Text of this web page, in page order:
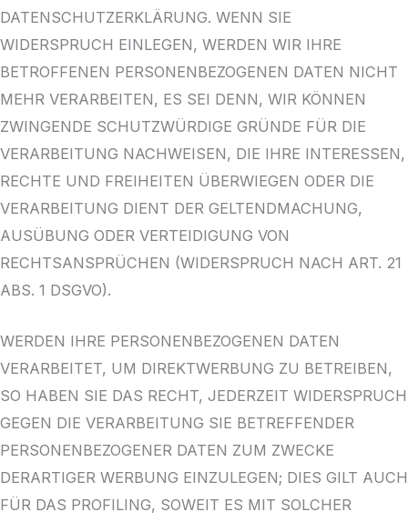
DATENSCHUTZERKLÄRUNG. WENN SIE
WIDERSPRUCH EINLEGEN, WERDEN WIR IHRE
BETROFFENEN PERSONENBEZOGENEN DATEN NICHT
MEHR VERARBEITEN, ES SEI DENN, WIR KÖNNEN
ZWINGENDE SCHUTZWÜRDIGE GRÜNDE FÜR DIE
VERARBEITUNG NACHWEISEN, DIE IHRE INTERESSEN,
RECHTE UND FREIHEITEN ÜBERWIEGEN ODER DIE
VERARBEITUNG DIENT DER GELTENDMACHUNG,
AUSÜBUNG ODER VERTEIDIGUNG VON
RECHTSANSPRÜCHEN (WIDERSPRUCH NACH ART. 21
ABS. 1 DSGVO).
WERDEN IHRE PERSONENBEZOGENEN DATEN
VERARBEITET, UM DIREKTWERBUNG ZU BETREIBEN,
SO HABEN SIE DAS RECHT, JEDERZEIT WIDERSPRUCH
GEGEN DIE VERARBEITUNG SIE BETREFFENDER
PERSONENBEZOGENER DATEN ZUM ZWECKE
DERARTIGER WERBUNG EINZULEGEN; DIES GILT AUCH
FÜR DAS PROFILING, SOWEIT ES MIT SOLCHER